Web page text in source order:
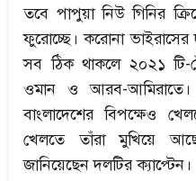
তবে পাপুয়া নিউ গিনির
ফুরোচ্ছে। করোনা
সব ঠিক থাকলে ২০২১ টি-
ওমান ও আরব-আমিরাতে।
বাংলাদেশের বিপক্ষেও
খেলতে তাঁরা মুখিয়ে
জানিয়েছেন দলটির ক্যাপ্টেন।